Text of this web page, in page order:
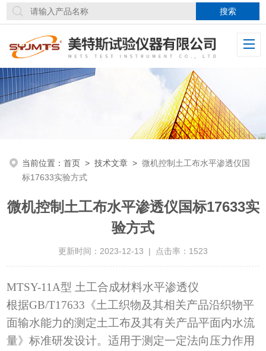
当前位置：首页 >技术文章 >微机控制土工布水平渗透仪国
标17633实验方式
微机控制土工布水平渗透仪国标17633实
验方式
更新时间：2023-12-13 | 点击率：1523
MTSY-11A型 土工合成材料水平渗透仪
根据GB/T17633 《土工织物及其相关产品沿织物平
面输水能力的测定土工布及其有关产品平面内水流
量》标准研发设计。适用于测定一定法向压力作用